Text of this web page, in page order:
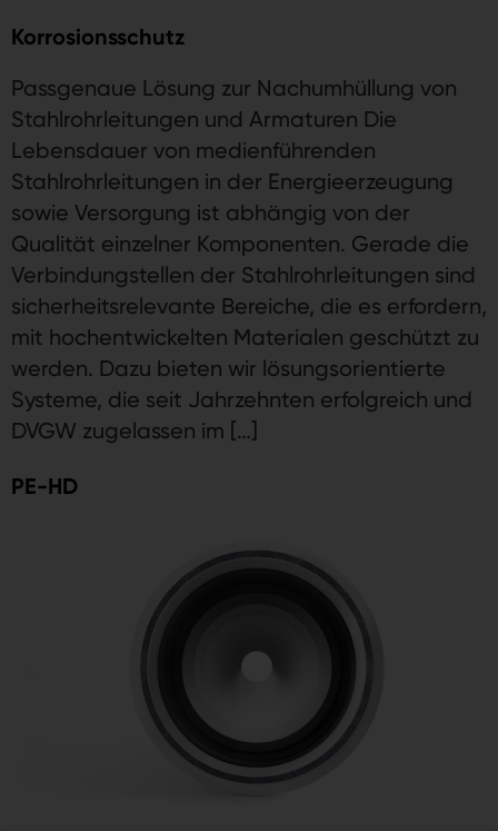
Korrosions­schutz
Passgenaue Lösung zur Nachumhüllung von
Stahlrohr­leitungen und Armaturen Die
Lebensdauer von medienführenden
Stahlrohrleitungen in der Energieerzeugung
sowie Versorgung ist abhängig von der
Qualität einzelner Komponenten. Gerade die
Verbindungstellen der Stahlrohrleitungen sind
sicherheitsrelevante Bereiche, die es erfordern,
mit hochentwickelten Materialen geschützt zu
werden. Dazu bieten wir lösungsorientierte
Systeme, die seit Jahrzehnten erfolgreich und
DVGW zugelassen im […]
PE-HD